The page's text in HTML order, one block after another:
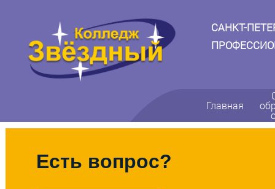
САНКТ-
Главная
Есть вопрос?